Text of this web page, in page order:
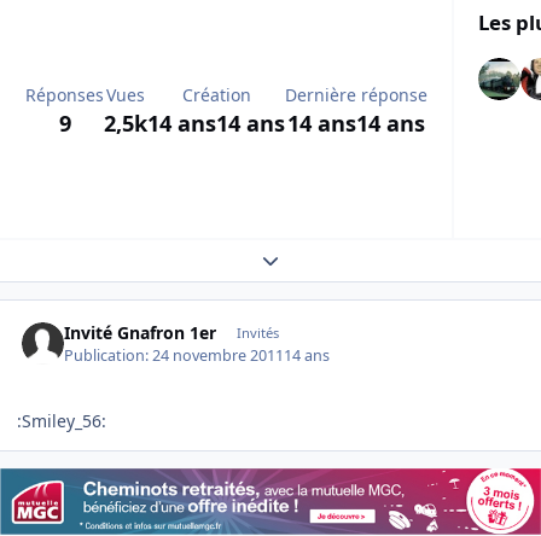
Réponses
9
Vues
2,5k
Création
14 ans14 ans
Dernière réponse
14 ans14 ans
Les
Expand topic overview
Invité Gnafron 1er Invités
Publication:24 novembre 201114 ans
:Smiley_56: